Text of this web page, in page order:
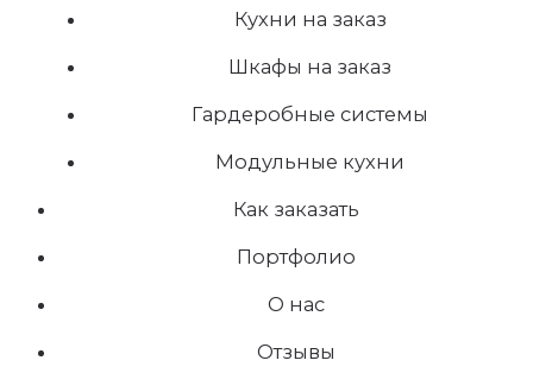
Кухни на заказ
Шкафы на заказ
Гардеробные системы
Модульные кухни
Как заказать
Портфолио
О нас
Отзывы